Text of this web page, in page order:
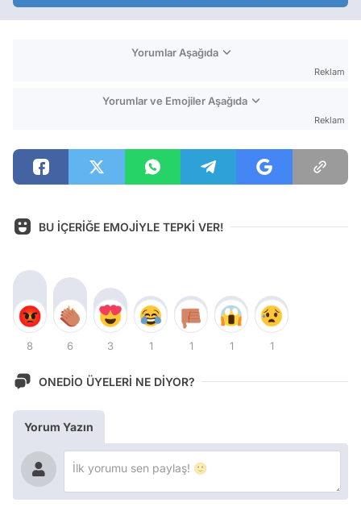
Yorumlar Aşağıda
Reklam
Yorumlar ve Emojiler Aşağıda
Reklam
BU İÇERİĞE EMOJİYLE TEPKİ VER!
8 6 3 1 1 1 1
ONEDİO ÜYELERİ NE DİYOR?
Yorum Yazın